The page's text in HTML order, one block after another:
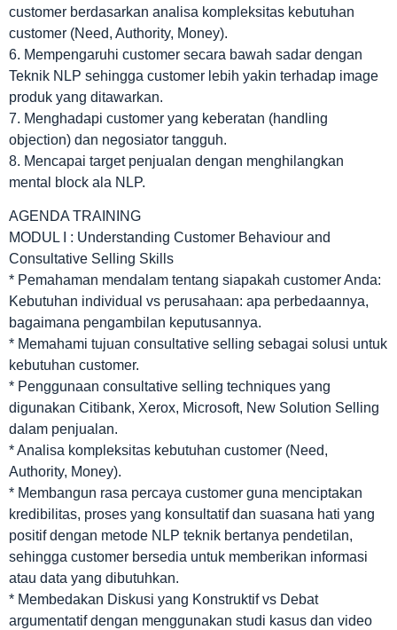
customer berdasarkan analisa kompleksitas kebutuhan
customer (Need, Authority, Money).
6. Mempengaruhi customer secara bawah sadar dengan
Teknik NLP sehingga customer lebih yakin terhadap image
produk yang ditawarkan.
7. Menghadapi customer yang keberatan (handling
objection) dan negosiator tangguh.
8. Mencapai target penjualan dengan menghilangkan
mental block ala NLP.
AGENDA TRAINING
MODUL I : Understanding Customer Behaviour and
Consultative Selling Skills
* Pemahaman mendalam tentang siapakah customer Anda:
Kebutuhan individual vs perusahaan: apa perbedaannya,
bagaimana pengambilan keputusannya.
* Memahami tujuan consultative selling sebagai solusi untuk
kebutuhan customer.
* Penggunaan consultative selling techniques yang
digunakan Citibank, Xerox, Microsoft, New Solution Selling
dalam penjualan.
* Analisa kompleksitas kebutuhan customer (Need,
Authority, Money).
* Membangun rasa percaya customer guna menciptakan
kredibilitas, proses yang konsultatif dan suasana hati yang
positif dengan metode NLP teknik bertanya pendetilan,
sehingga customer bersedia untuk memberikan informasi
atau data yang dibutuhkan.
* Membedakan Diskusi yang Konstruktif vs Debat
argumentatif dengan menggunakan studi kasus dan video